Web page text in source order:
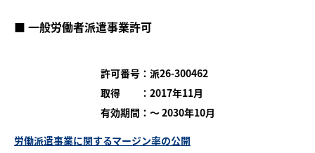
■ 一般労働者派遣事業許可
許可番号：派26-300462
取得 ：2017年11月
有効期間：～ 2030年10月
労働派遣事業に関するマージン率の公開